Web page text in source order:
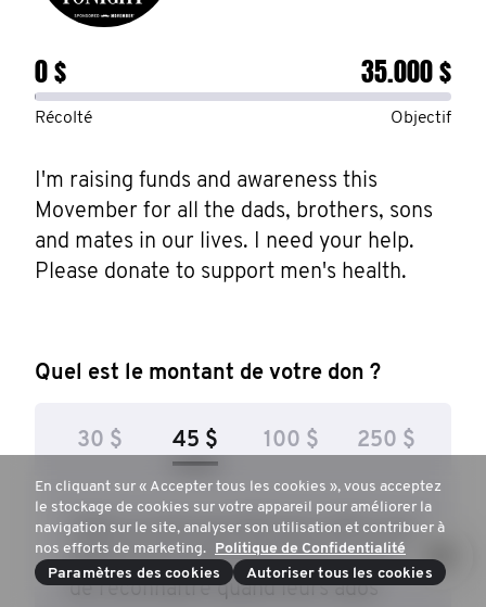
0 $ 35.000 $
Récolté Objectif
I'm raising funds and awareness this
Movember for all the dads, brothers, sons
and mates in our lives. I need your help.
Please donate to support men's health.
Quel est le montant de votre don ?
30 $ 45 $ 100 $ 250 $
Faites un don de 45$ pour offrir aux
parents les outils nécessaires afin
de reconnaître quand leurs ados
En cliquant sur « Accepter tous les cookies », vous acceptez
le stockage de cookies sur votre appareil pour améliorer la
navigation sur le site, analyser son utilisation et contribuer à
nos efforts de marketing. Politique de Confidentialité
Paramètres des cookies
Autoriser tous les cookies